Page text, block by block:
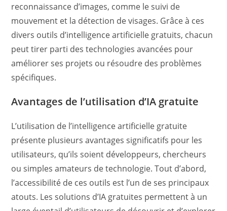
reconnaissance d’images, comme le suivi de
mouvement et la détection de visages. Grâce à ces
divers outils d’intelligence artificielle gratuits, chacun
peut tirer parti des technologies avancées pour
améliorer ses projets ou résoudre des problèmes
spécifiques.
Avantages de l’utilisation d’IA gratuite
L’utilisation de l’intelligence artificielle gratuite
présente plusieurs avantages significatifs pour les
utilisateurs, qu’ils soient développeurs, chercheurs
ou simples amateurs de technologie. Tout d’abord,
l’accessibilité de ces outils est l’un de ses principaux
atouts. Les solutions d’IA gratuites permettent à un